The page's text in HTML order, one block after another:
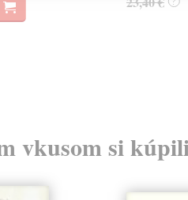
vkusom si